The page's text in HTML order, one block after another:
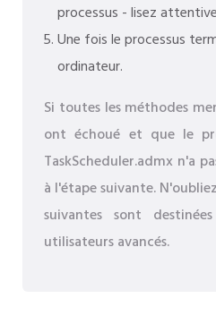
processus - lisez
Une fois le processus
ordinateur.
Si toutes les méthodes
ont échoué et que le
TaskScheduler.admx n'a
à l'étape suivante.
suivantes sont
utilisateurs avancés.